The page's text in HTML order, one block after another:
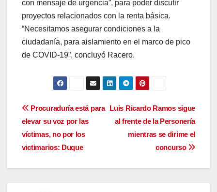
con mensaje de urgencia”, para poder discutir
proyectos relacionados con la renta básica.
“Necesitamos asegurar condiciones a la
ciudadanía, para aislamiento en el marco de pico
de COVID-19”, concluyó Racero.
Navegación
de
entradas
Luis Ricardo Ramos sigue
al frente de la Personería
mientras se dirime el
concurso
Procuraduría está para
elevar su voz por las
víctimas, no por los
victimarios: Duque